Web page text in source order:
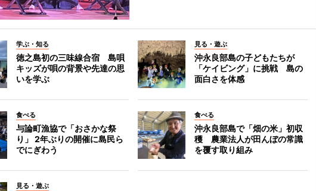
学ぶ・知る
徳之島初の三味線合宿 島唄
キッズが唄の背景や先達の思
いを学ぶ
見る・遊ぶ
沖永良部島の子どもたちが
「ケイビング」に挑戦 島の
面白さを体感
食べる
与論町漁協で「おさかな祭
り」 2年ぶりの開催に島民ら
でにぎわう
食べる
沖永良部島で「畑の米」初収
穫 農業法人が田んぼの常識
を覆す取り組み
見る・遊ぶ